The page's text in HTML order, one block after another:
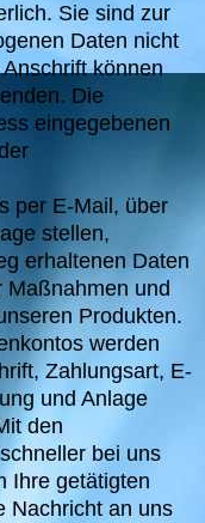
Sie sind zur
Daten nicht
können
Die
eingegebenen
per E-Mail, über
stellen,
erhaltenen Daten
und
Produkten.
werden
Zahlungsart, E-
und Anlage
den
bei uns
Ihre getätigten
Nachricht an uns